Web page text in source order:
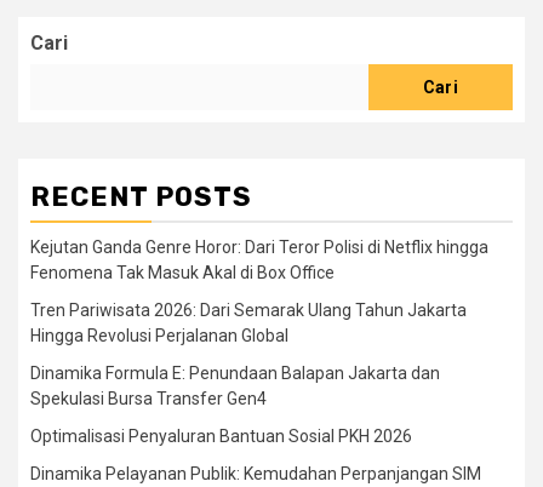
Cari
Cari
RECENT POSTS
Kejutan Ganda Genre Horor: Dari Teror Polisi di Netflix hingga
Fenomena Tak Masuk Akal di Box Office
Tren Pariwisata 2026: Dari Semarak Ulang Tahun Jakarta
Hingga Revolusi Perjalanan Global
Dinamika Formula E: Penundaan Balapan Jakarta dan
Spekulasi Bursa Transfer Gen4
Optimalisasi Penyaluran Bantuan Sosial PKH 2026
Dinamika Pelayanan Publik: Kemudahan Perpanjangan SIM